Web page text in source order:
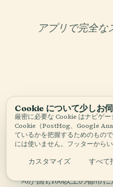
アプリで完全な
あなただけのキュレーター
Monumento
てを、
語る。
96か国1,100以上の都市
Cookie について少しお伺
厳密に必要な Cookie はナビゲ
Cookie（PostHog、Google
ているかを把握するためのもの
には使いません。フッターから
カスタマイズ すべて